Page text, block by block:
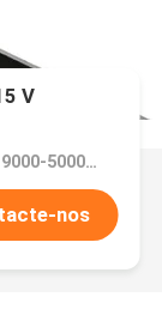
V
Preço：USD 9000-50000 Dollar per set
nos